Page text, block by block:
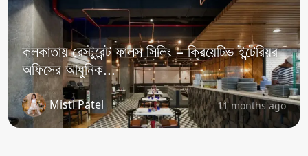
কলকাতায় রেস্টুরেন্ট ফালস সিলিং – ক্রিয়েটিভ ইন্টেরিয়র
অফিসের আধুনিক...
Misti Patel 11 months ago